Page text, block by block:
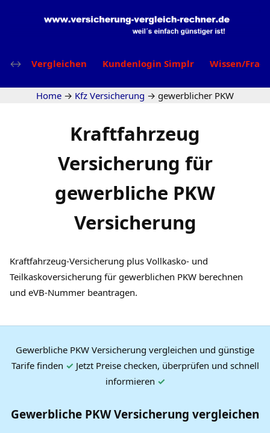
Vergleichen Kundenlogin Simplr Wissen/
Home → Kfz Versicherung → gewerblicher PKW
Kraftfahrzeug
Versicherung für
gewerbliche PKW
Versicherung
Kraftfahrzeug-Versicherung plus Vollkasko- und
Teilkaskoversicherung für gewerblichen PKW berechnen
und eVB-Nummer beantragen.
Gewerbliche PKW Versicherung vergleichen und günstige
Tarife finden ✓ Jetzt Preise checken, überprüfen und schnell
informieren ✓
Gewerbliche PKW Versicherung vergleichen